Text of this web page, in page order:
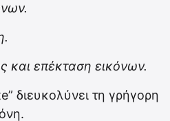
και επέκταση εικόνων.
διευκολύνει τη γρήγορη